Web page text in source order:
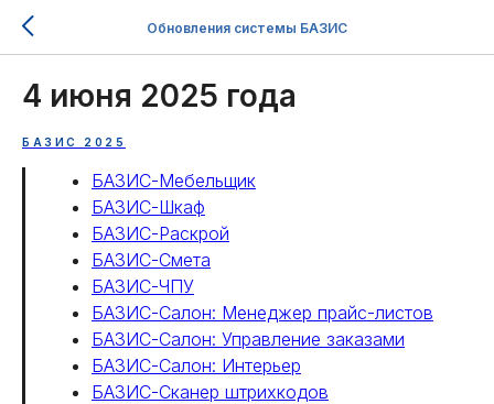
Обновления системы БАЗИС
4 июня 2025 года
БАЗИС 2025
БАЗИС-Мебельщик
БАЗИС-Шкаф
БАЗИС-Раскрой
БАЗИС-Смета
БАЗИС-ЧПУ
БАЗИС-Салон: Менеджер прайс-листов
БАЗИС-Салон: Управление заказами
БАЗИС-Салон: Интерьер
БАЗИС-Сканер штрихкодов